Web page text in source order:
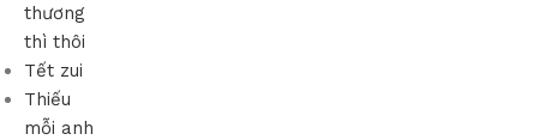
thương
thì thôi
Tết zui
Thiếu
mỗi anh